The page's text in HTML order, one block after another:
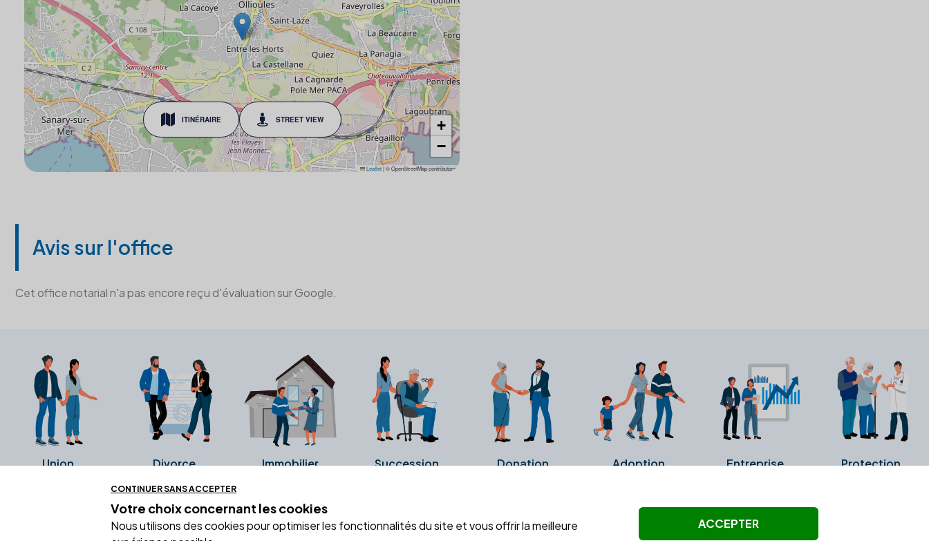
ITINÉRAIRE STREET VIEW
+
−
Leaflet |© OpenStreetMap contributors
Avis sur l'office
Cet office notarial n'a pas encore reçu d'évaluation sur Google.
Union Divorce Immobilier Succession Donation Adoption Entreprise Protection
Ces avis proviennent directement de la fiche Google Business de l'office notarial. Ils n'ont ni été collectés ni été vérifiés par Alexia.fr.
CONTINUER SANS ACCEPTER
Votre choix concernant les cookies
Nous utilisons des cookies pour optimiser les fonctionnalités du site et vous offrir la meilleure
ACCEPTER